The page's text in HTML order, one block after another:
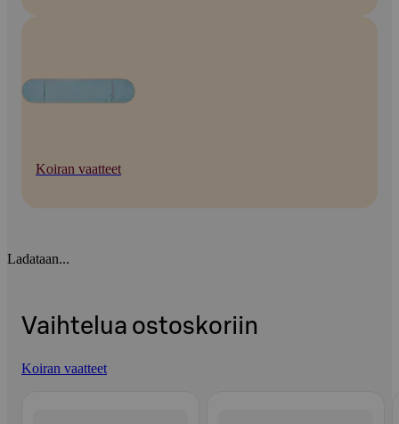
Koiran vaatteet
Ladataan...
Vaihtelua ostoskoriin
Koiran vaatteet